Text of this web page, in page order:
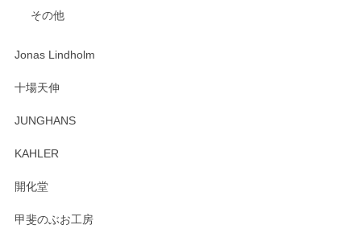
その他
Jonas Lindholm
十場天伸
JUNGHANS
KAHLER
開化堂
甲斐のぶお工房